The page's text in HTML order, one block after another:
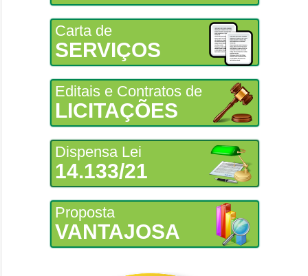
Carta de
SERVIÇOS
Editais e Contratos de
LICITAÇÕES
Dispensa Lei
14.133/21
Proposta
VANTAJOSA